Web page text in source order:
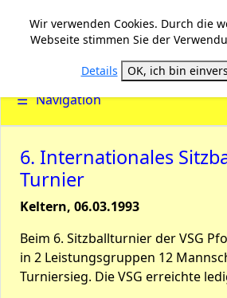
Wir verwenden Cookies. Durch die
Webseite stimmen Sie der
Details OK, ich bin
☰ Navigation
6. Internationales
Turnier
Keltern, 06.03.1993
Beim 6. Sitzballturnier der VSG
in 2 Leistungsgruppen 12
Turniersieg. Die VSG erreichte